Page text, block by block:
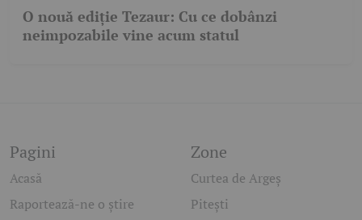
O nouă ediție Tezaur: Cu ce dobânzi
neimpozabile vine acum statul
Pagini
Acasă
Raportează-ne o știre
Zone
Curtea de Argeș
Pitești